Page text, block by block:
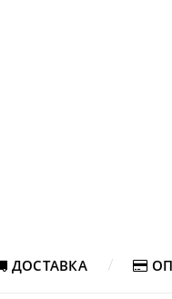
ДОСТАВКА